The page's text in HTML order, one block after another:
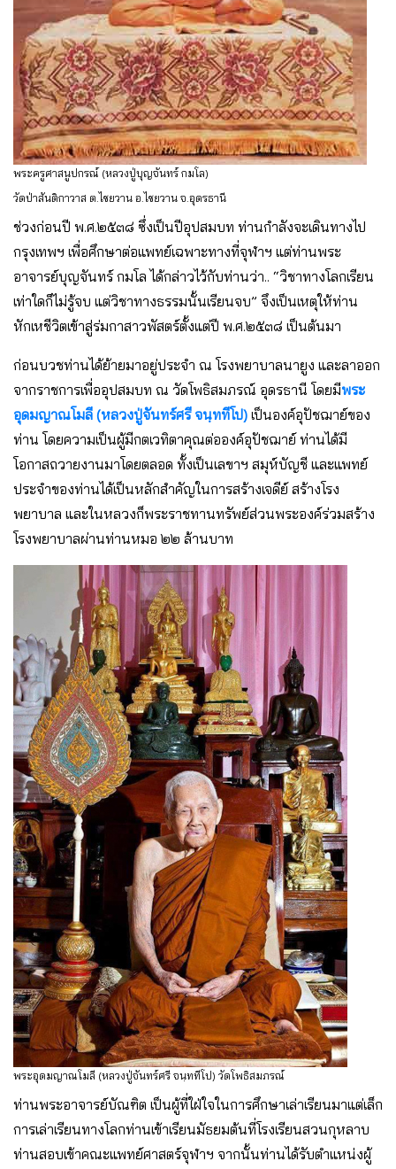
พระครูศาสนูปกรณ์ (หลวงปู่บุญจันทร์ กมโล)
วัดป่าสันติกาวาส ต.ไชยวาน อ.ไชยวาน จ.อุดรธานี
ช่วงก่อนปี พ.ศ.๒๕๓๘ ซึ่งเป็นปีอุปสมบท ท่านกำลังจะเดินทางไป
กรุงเทพฯ เพื่อศึกษาต่อแพทย์เฉพาะทางที่จุฬาฯ แต่ท่านพระ
อาจารย์บุญจันทร์ กมโล ได้กล่าวไว้กับท่านว่า.. “วิชาทางโลกเรียน
เท่าใดก็ไม่รู้จบ แต่วิชาทางธรรมนั้นเรียนจบ” จึงเป็นเหตุให้ท่าน
หักเหชีวิตเข้าสู่ร่มกาสาวพัสตร์ตั้งแต่ปี พ.ศ.๒๕๓๘ เป็นต้นมา
ก่อนบวชท่านได้ย้ายมาอยู่ประจำ ณ โรงพยาบาลนายูง และลาออก
จากราชการเพื่ออุปสมบท ณ วัดโพธิสมภรณ์ อุดรธานี โดยมีพระ
อุดมญาณโมลี (หลวงปู่จันทร์ศรี จนฺททีโป) เป็นองค์อุปัชฌาย์ของ
ท่าน โดยความเป็นผู้มีกตเวทิตาคุณต่อองค์อุปัชฌาย์ ท่านได้มี
โอกาสถวายงานมาโดยตลอด ทั้งเป็นเลขาฯ สมุห์บัญชี และแพทย์
ประจำของท่านได้เป็นหลักสำคัญในการสร้างเจดีย์ สร้างโรง
พยาบาล และในหลวงก็พระราชทานทรัพย์ส่วนพระองค์ร่วมสร้าง
โรงพยาบาลผ่านท่านหมอ ๒๒ ล้านบาท
พระอุดมญาณโมลี (หลวงปู่จันทร์ศรี จนฺททีโป) วัดโพธิสมภรณ์
ท่านพระอาจารย์บัณฑิต เป็นผู้ที่ใฝ่ใจในการศึกษาเล่าเรียนมาแต่เล็ก
การเล่าเรียนทางโลกท่านเข้าเรียนมัธยมต้นที่โรงเรียนสวนกุหลาบ
ท่านสอบเข้าคณะแพทย์ศาสตร์จุฬาฯ จากนั้นท่านได้รับตำแหน่งผู้